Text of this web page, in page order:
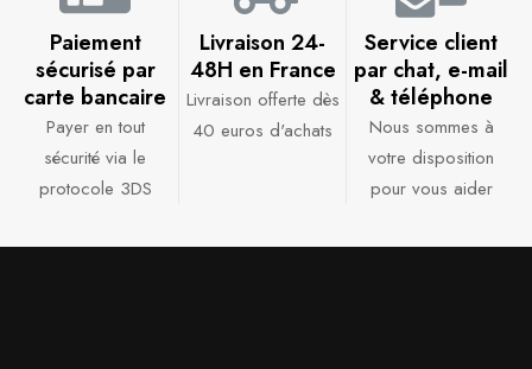
Paiement
sécurisé par
carte bancaire​
Payer en tout
sécurité via le
protocole 3DS
Livraison 24-
48H en France​
Livraison offerte dès
40 euros d'achats​
Service client
par chat, e-mail
& téléphone​
Nous sommes à
votre disposition
pour vous aider​